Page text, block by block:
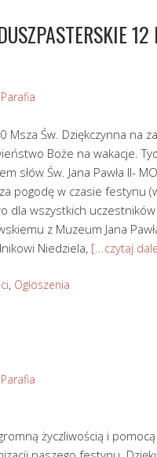
Parafia
Msza Św. Dziękczynna na
Boże na wakacje.
słów Św. Jana Pawła II-
pogodę w czasie festynu
dla wszystkich
z Muzeum Jana
Niedziela, [...czytaj
, Ogłoszenia
Parafia
życzliwością i